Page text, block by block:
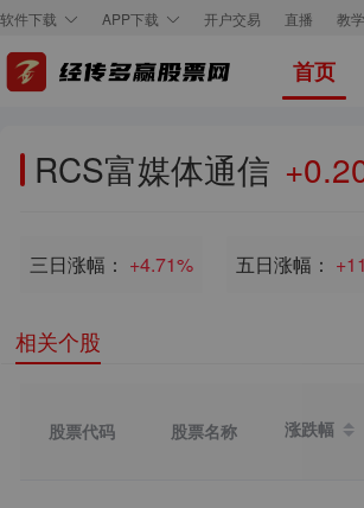
软件下载 APP下载 开户交易 直播 教学
首页
RCS富媒体通信
三日涨幅： +4.71% 五日涨幅：
相关个股
股票代码 股票名称 涨跌幅